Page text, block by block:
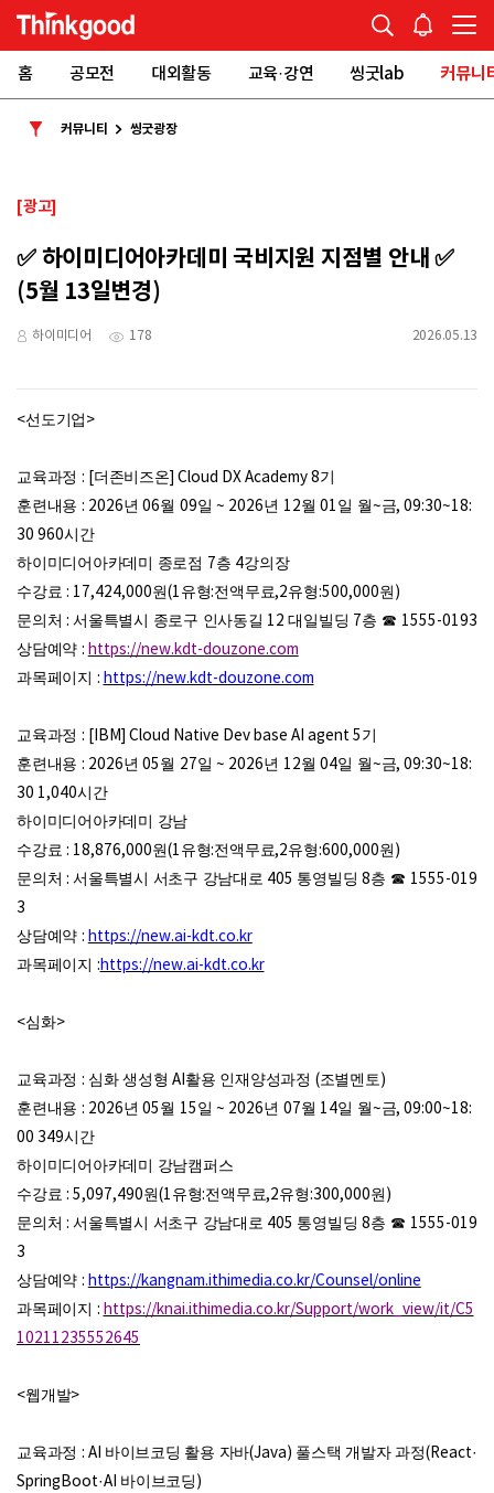
홈 공모전 대외활동 교육·강연 씽굿lab 커뮤니
커뮤니티 씽굿광장
[광고]
✅ 하이미디어아카데미 국비지원 지점별 안내 ✅
(5월 13일변경)
하이미디어 178 2026.05.13
<선도기업 >
교육과정 : [ 더존비즈온] Cloud DX Academy 8기
훈련내용 : 2026년06월 09일~ 2026년 12월01 일 월~금, 09:30~18:
30 960시간
하이미디어아카데미 종로점 7층 4강의장
수강료 : 17,424,000원(1 유형:전액무료,2유형:500,000원 )
문의처 : 서울특별시 종로구 인사동길 12대일빌딩 7층 ☎ 1555-0193
상담예약 : https://new.kdt-douzone.com
과목페이지 : https://new.kdt-douzone.com
교육과정 : [IBM] Cloud Native Dev base AI agent 5 기
훈련내용 : 2026년05 월 27일~ 2026년 12월04일 월~금, 09:30~18:
30 1,040시간
하이미디어아카데미 강남
수강료 : 18,876,000원(1 유형:전액무료,2유형:600,000원 )
문의처 : 서울특별시 서초구 강남대로 405 통영빌딩 8층 ☎ 1555-019
3
상담예약 : https://new.ai-kdt.co.kr
과목페이지 :https://new.ai-kdt.co.kr
<심화>
교육과정 : 심화 생성형 AI활용 인재양성과정 (조별멘토)
훈련내용 : 2026년05 월 15 일~ 2026년 07월 14일 월~금, 09:00~18:
00 349시간
하이미디어아카데미 강남캠퍼스
수강료 : 5,097,490원(1 유형:전액무료,2유형:300,000원 )
문의처 : 서울특별시 서초구 강남대로 405 통영빌딩 8층 ☎ 1555-019
3
상담예약 : https://kangnam.ithimedia.co.kr/Counsel/online
과목페이지 : https://knai.ithimedia.co.kr/Support/work_view/it/C5
10211235552645
<웹개발>
교육과정 : AI 바이브코딩 활용 자바(Java) 풀스택 개발자 과정(React·
SpringBoot·AI 바이브코딩 )